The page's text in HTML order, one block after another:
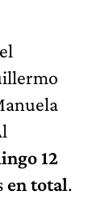
12
en total.